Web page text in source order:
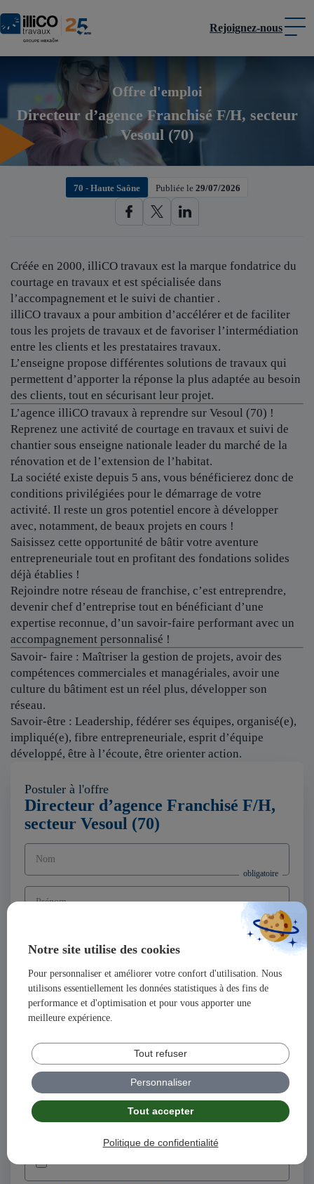
Panneau de gestion des cookies
Notre site utilise des cookies
Pour personnaliser et améliorer votre confort d'utilisation. Nous
utilisons essentiellement les données statistiques à des fins de
performance et d'optimisation et pour vous apporter une
meilleure expérience.
Tout accepter
Tout refuser
Personnaliser
Politique de confidentialité
Rejoignez-nous
Offre d'emploi
Directeur d’agence Franchisé F/H, secteur
Vesoul (70)
70 - Haute Saône Publiée le 29/07/2026
Créée en 2000, illiCO travaux est la marque fondatrice du
courtage en travaux et est spécialisée dans
l’accompagnement et le suivi de chantier .
illiCO travaux a pour ambition d’accélérer et de faciliter
tous les projets de travaux et de favoriser l’intermédiation
entre les clients et les prestataires travaux.
L’enseigne propose différentes solutions de travaux qui
permettent d’apporter la réponse la plus adaptée au besoin
des clients, tout en sécurisant leur projet.
L’agence illiCO travaux à reprendre sur Vesoul (70) !
Reprenez une activité de courtage en travaux et suivi de
chantier sous enseigne nationale leader du marché de la
rénovation et de l’extension de l’habitat.
La société existe depuis 5 ans, vous bénéficierez donc de
conditions privilégiées pour le démarrage de votre
activité. Il reste un gros potentiel encore à développer
avec, notamment, de beaux projets en cours !
Saisissez cette opportunité de bâtir votre aventure
entrepreneuriale tout en profitant des fondations solides
déjà établies !
Rejoindre notre réseau de franchise, c’est entreprendre,
devenir chef d’entreprise tout en bénéficiant d’une
expertise reconnue, d’un savoir-faire performant avec un
accompagnement personnalisé !
Savoir- faire : Maîtriser la gestion de projets, avoir des
compétences commerciales et managériales, avoir une
culture du bâtiment est un réel plus, développer son
réseau.
Savoir-être : Leadership, fédérer ses équipes, organisé(e),
impliqué(e), fibre entrepreneuriale, esprit d’équipe
développé, être à l’écoute, être orienter action.
Postuler à l'offre
Directeur d’agence Franchisé F/H,
secteur Vesoul (70)
Nom
Prénom
Adresse
Code postal
Adresse email